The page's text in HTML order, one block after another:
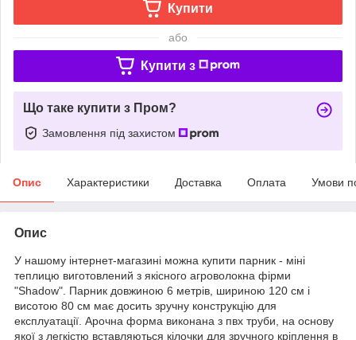
Купити
або
Купити з
Що таке купити з Пром?
Замовлення під захистом
Опис Характеристики Доставка Оплата Умови
Опис
У нашому інтернет-магазині можна купити парник - міні
теплицю виготовлений з якісного агроволокна фірми
"Shadow". Парник довжиною 6 метрів, шириною 120 см і
висотою 80 см має досить зручну конструкцію для
експлуатації. Арочна форма виконана з пвх труби, на основу
якої з легкістю вставляються кілочки для зручного кріплення в